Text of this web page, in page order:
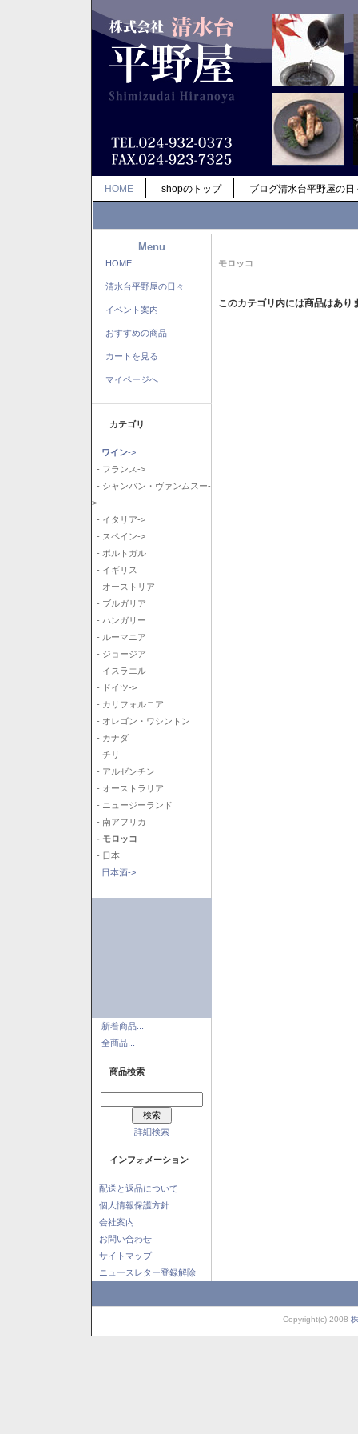
HOME shopのトップ ブログ清水台平野屋の日
Menu
HOME
清水台平野屋の日々
イベント案内
おすすめの商品
カートを見る
マイページへ
カテゴリ
ワイン->
- フランス->
- シャンパン・ヴァンムスー-
>
- イタリア->
- スペイン->
- ポルトガル
- イギリス
- オーストリア
- ブルガリア
- ハンガリー
- ルーマニア
- ジョージア
- イスラエル
- ドイツ->
- カリフォルニア
- オレゴン・ワシントン
- カナダ
- チリ
- アルゼンチン
- オーストラリア
- ニュージーランド
- 南アフリカ
- モロッコ
- 日本
日本酒->
新着商品...
全商品...
商品検索
詳細検索
インフォメーション
配送と返品について
個人情報保護方針
会社案内
お問い合わせ
サイトマップ
ニュースレター登録解除
モロッコ
このカテゴリ内には商品はあり
Copyright(c) 2008